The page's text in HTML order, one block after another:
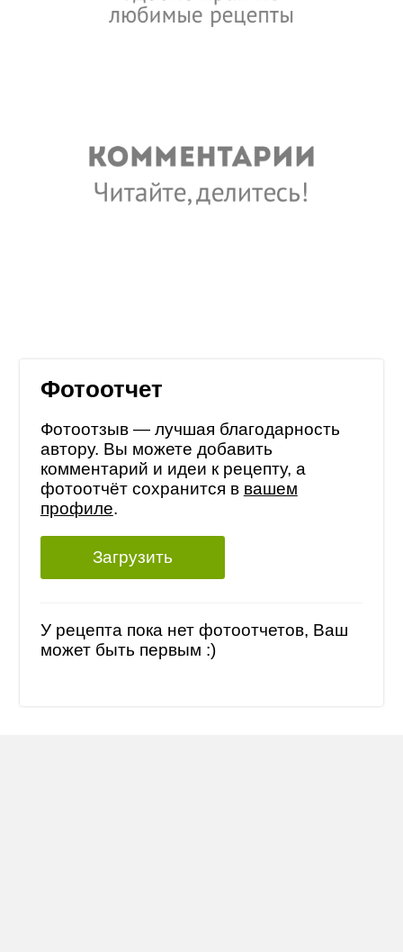
Фотоотчет
Фотоотзыв — лучшая благодарность
автору. Вы можете добавить
комментарий и идеи к рецепту, а
фотоотчёт сохранится в вашем
профиле.
Загрузить
У рецепта пока нет фотоотчетов, Ваш
может быть первым :)